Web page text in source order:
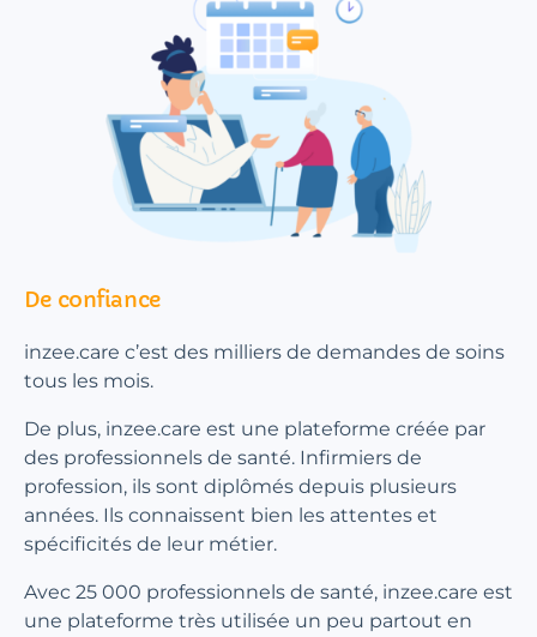
De confiance
inzee.care c’est des milliers de demandes de soins
tous les mois.
De plus, inzee.care est une plateforme créée par
des professionnels de santé. Infirmiers de
profession, ils sont diplômés depuis plusieurs
années. Ils connaissent bien les attentes et
spécificités de leur métier.
Avec 25 000 professionnels de santé, inzee.care est
une plateforme très utilisée un peu partout en